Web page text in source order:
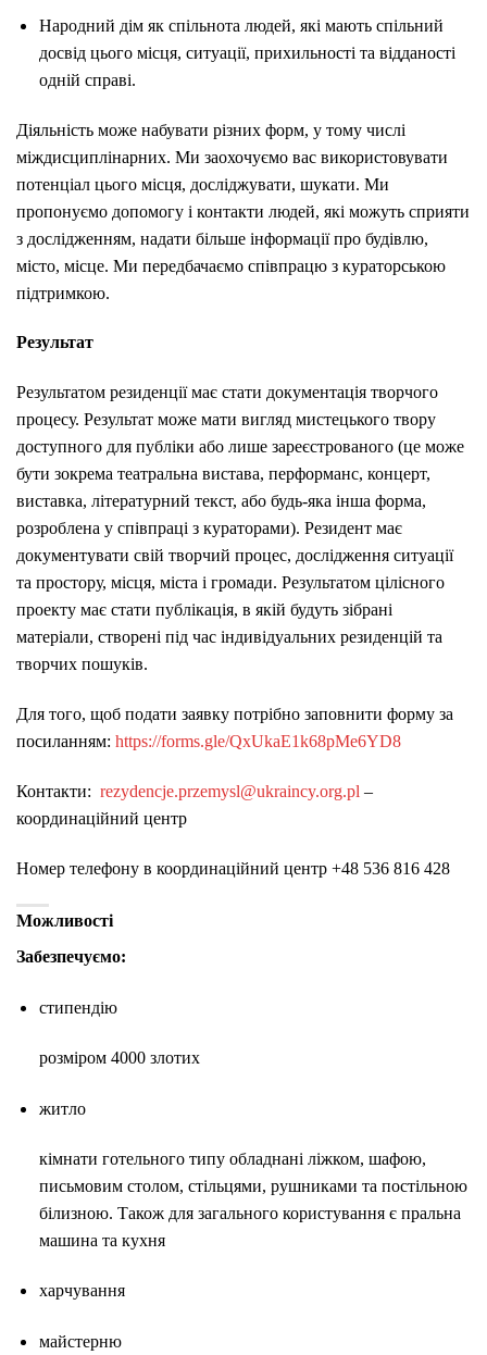
Народний дім як спільнота людей, які мають спільний
досвід цього місця, ситуації, прихильності та відданості
одній справі.
Діяльність може набувати різних форм, у тому числі
міждисциплінарних. Ми заохочуємо вас використовувати
потенціал цього місця, досліджувати, шукати. Ми
пропонуємо допомогу і контакти людей, які можуть сприяти
з дослідженням, надати більше інформації про будівлю,
місто, місце. Ми передбачаємо співпрацю з кураторською
підтримкою.
Результат
Результатом резиденції має стати документація творчого
процесу. Результат може мати вигляд мистецького твору
доступного для публіки або лише зареєстрованого (це може
бути зокрема театральна вистава, перформанс, концерт,
виставка, літературний текст, або будь-яка інша форма,
розроблена у співпраці з кураторами). Резидент має
документувати свій творчий процес, дослідження ситуації
та простору, місця, міста і громади. Результатом цілісного
проекту має стати публікація, в якій будуть зібрані
матеріали, створені під час індивідуальних резиденцій та
творчих пошуків.
Для того, щоб подати заявку потрібно заповнити форму за
посиланням: https://forms.gle/QxUkaE1k68pMe6YD8
Контакти: rezydencje.przemysl@ukraincy.org.pl –
координаційний центр
Номер телефону в координаційний центр +48 536 816 428
Можливості
Забезпечуємо:
стипендію
розміром 4000 злотих
житло
кімнати готельного типу обладнані ліжком, шафою,
письмовим столом, стільцями, рушниками та постільною
білизною. Також для загального користування є пральна
машина та кухня
харчування
майстерню